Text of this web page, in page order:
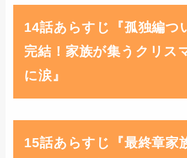
14話あらすじ『孤独編つ
完結！家族が集うクリス
に涙』
15話あらすじ『最終章家